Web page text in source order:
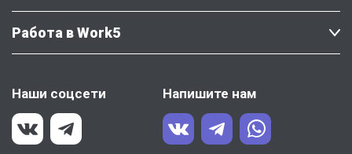
Работа в Work5
Наши соцсети Напишите нам